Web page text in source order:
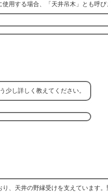
用する場合、「天井吊木」とも呼び
少し詳しく教えてください。
、天井の野縁受けを支えています